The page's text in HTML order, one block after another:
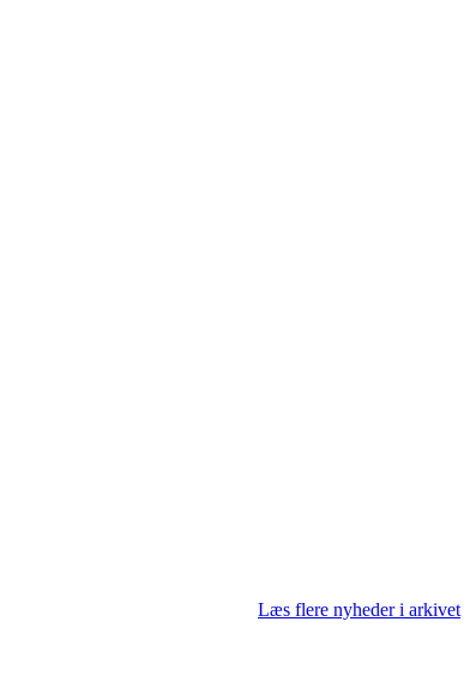
Læs flere nyheder i arkivet